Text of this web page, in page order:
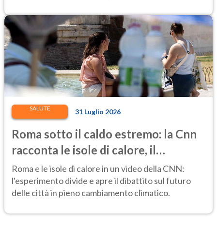
SALUTE 31 Luglio 2026
Roma sotto il caldo estremo: la Cnn
racconta le isole di calore, il
progetto di piazza Risorgimento al
banco di prova
Roma e le isole di calore in un video della CNN:
l'esperimento divide e apre il dibattito sul futuro
delle città in pieno cambiamento climatico.